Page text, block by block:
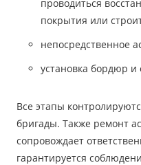
проводиться
покрытия или
непосредственное
установка бордюр и
Все этапы
бригады. Также ремонт
сопровождает
гарантируется